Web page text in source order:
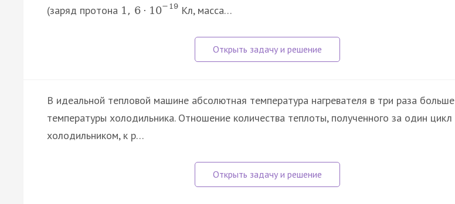
(заряд протона 1 , 6 · 10− 19 Кл, масса…
В идеальной тепловой машине абсолютная температура нагревателя в три раза больше
температуры холодильника. Отношение количества теплоты, полученного за один цикл
холодильником, к р…